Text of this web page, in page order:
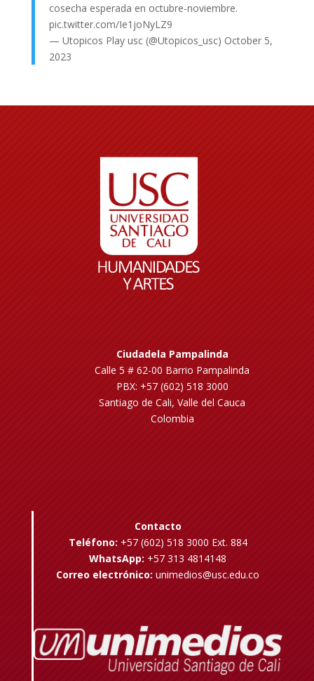
cosecha esperada en octubre-noviembre.
pic.twitter.com/Ie1joNyLZ9
— Utopicos Play usc (@Utopicos_usc) October 5,
2023
Ciudadela Pampalinda
Calle 5 # 62-00 Barrio Pampalinda
PBX: +57 (602) 518 3000
Santiago de Cali, Valle del Cauca
Colombia
Contacto
Teléfono: +57 (602) 518 3000 Ext. 884
WhatsApp: +57 313 4814148
Correo electrónico: unimedios@usc.edu.co